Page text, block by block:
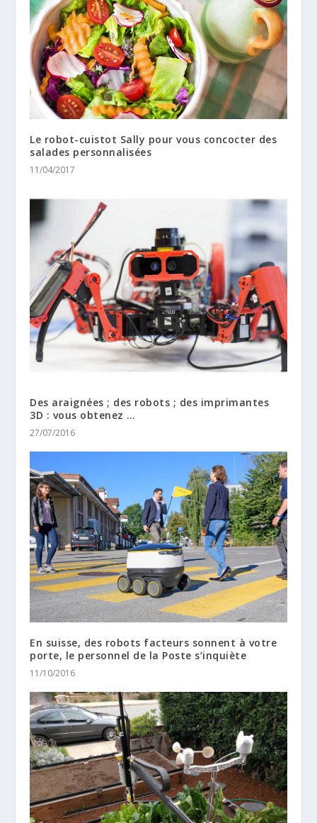
Le robot-cuistot Sally pour vous concocter des
salades personnalisées
11/04/2017
Des araignées ; des robots ; des imprimantes
3D : vous obtenez …
27/07/2016
En suisse, des robots facteurs sonnent à votre
porte, le personnel de la Poste s’inquiète
11/10/2016